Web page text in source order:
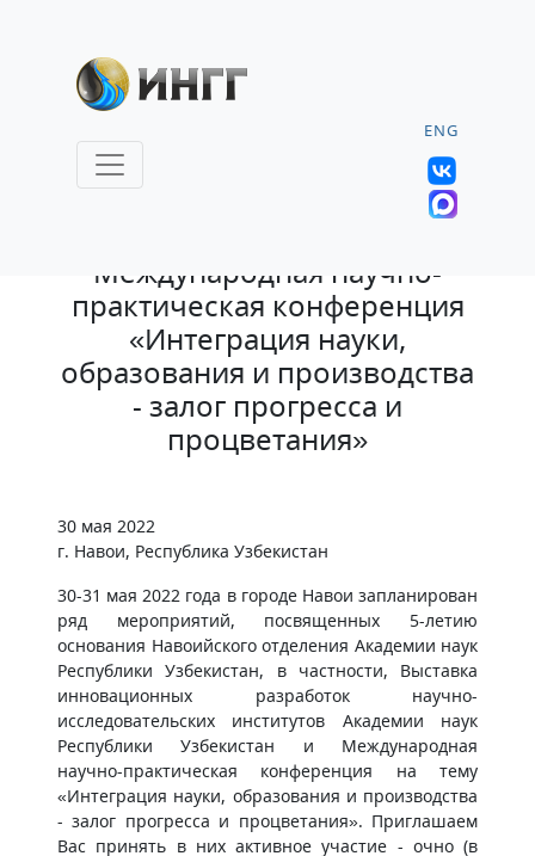
ENG
Международная научно-
практическая конференция
«Интеграция науки,
образования и производства
- залог прогресса и
процветания»
30 мая 2022
г. Навои, Республика Узбекистан
30-31 мая 2022 года в городе Навои запланирован
ряд мероприятий, посвященных 5-летию
основания Навоийского отделения Академии наук
Республики Узбекистан, в частности, Выставка
инновационных разработок научно-
исследовательских институтов Академии наук
Республики Узбекистан и Международная
научно-практическая конференция на тему
«Интеграция науки, образования и производства
- залог прогресса и процветания». Приглашаем
Вас принять в них активное участие - очно (в